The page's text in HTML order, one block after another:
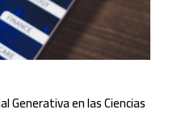
Generativa en las Ciencias